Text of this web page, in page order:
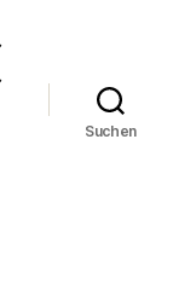
Suchen